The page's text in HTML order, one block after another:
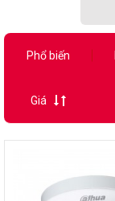
Phổ biến
Giá